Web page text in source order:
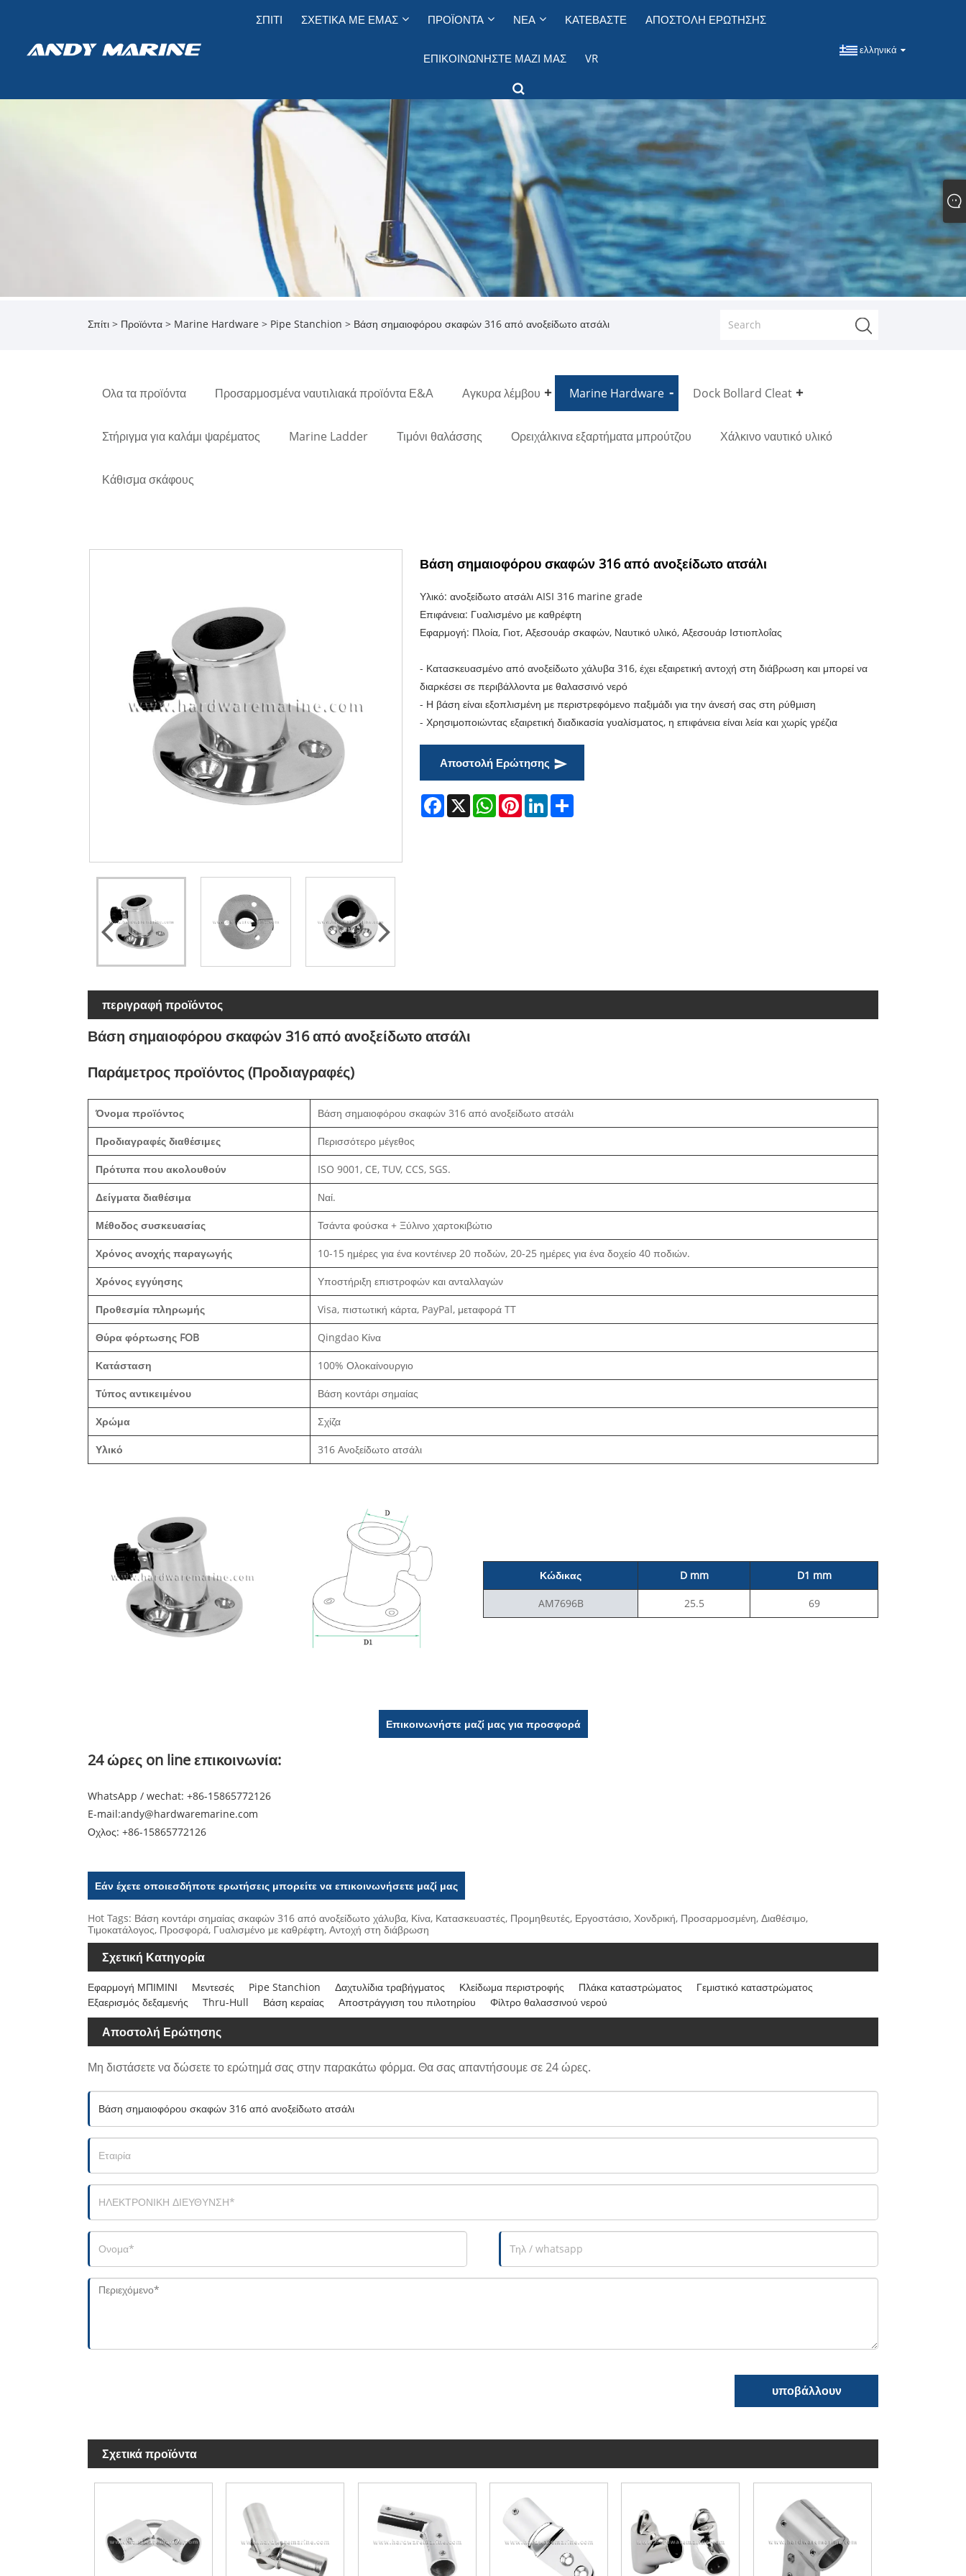
ΣΠΊΤΙ ΣΧΕΤΙΚΆ ΜΕ ΕΜΆΣ ΠΡΟΪΌΝΤΑ ΝΈΑ ΚΑΤΕΒΆΣΤΕ ΑΠΟΣΤΟΛΉ ΕΡΏΤΗΣΗΣ
ΕΠΙΚΟΙΝΩΝΉΣΤΕ ΜΑΖΊ ΜΑΣ VR
ελληνικά
Σπίτι > Προϊόντα > Marine Hardware > Pipe Stanchion > Βάση σημαιοφόρου σκαφών 316 από ανοξείδωτο ατσάλι
Ολα τα προϊόντα Προσαρμοσμένα ναυτιλιακά προϊόντα Ε&Α Αγκυρα λέμβου Marine Hardware Dock Bollard Cleat
Στήριγμα για καλάμι ψαρέματος Marine Ladder Τιμόνι θαλάσσης Ορειχάλκινα εξαρτήματα μπρούτζου Χάλκινο ναυτικό υλικό
Κάθισμα σκάφους
Βάση σημαιοφόρου σκαφών 316 από ανοξείδωτο ατσάλι
Υλικό: ανοξείδωτο ατσάλι AISI 316 marine grade
Επιφάνεια: Γυαλισμένο με καθρέφτη
Εφαρμογή: Πλοία, Γιοτ, Αξεσουάρ σκαφών, Ναυτικό υλικό, Αξεσουάρ Ιστιοπλοΐας
- Κατασκευασμένο από ανοξείδωτο χάλυβα 316, έχει εξαιρετική αντοχή στη διάβρωση και μπορεί να
διαρκέσει σε περιβάλλοντα με θαλασσινό νερό
- Η βάση είναι εξοπλισμένη με περιστρεφόμενο παξιμάδι για την άνεσή σας στη ρύθμιση
- Χρησιμοποιώντας εξαιρετική διαδικασία γυαλίσματος, η επιφάνεια είναι λεία και χωρίς γρέζια
Αποστολή Ερώτησης
Facebook
X WhatsAppPinterestLinkedIn
περιγραφή προϊόντος
Βάση σημαιοφόρου σκαφών 316 από ανοξείδωτο ατσάλι
Παράμετρος προϊόντος (Προδιαγραφές)
Όνομα προϊόντος Βάση σημαιοφόρου σκαφών 316 από ανοξείδωτο ατσάλι
Προδιαγραφές διαθέσιμες Περισσότερο μέγεθος
Πρότυπα που ακολουθούν ISO 9001, CE, TUV, CCS, SGS.
Δείγματα διαθέσιμα Ναί.
Μέθοδος συσκευασίας Τσάντα φούσκα + Ξύλινο χαρτοκιβώτιο
Χρόνος ανοχής παραγωγής 10-15 ημέρες για ένα κοντέινερ 20 ποδών, 20-25 ημέρες για ένα δοχείο 40 ποδιών.
Χρόνος εγγύησης Υποστήριξη επιστροφών και ανταλλαγών
Προθεσμία πληρωμής Visa, πιστωτική κάρτα, PayPal, μεταφορά TT
Θύρα φόρτωσης FOB Qingdao Κίνα
Κατάσταση 100% Ολοκαίνουργιο
Τύπος αντικειμένου Βάση κοντάρι σημαίας
Χρώμα Σχίζα
Υλικό 316 Ανοξείδωτο ατσάλι
Κώδικας D mm D1 mm
AM7696B 25.5 69
Επικοινωνήστε μαζί μας για προσφορά
24 ώρες on line επικοινωνία:
WhatsApp / wechat: +86-15865772126
E-mail:andy@hardwaremarine.com
Οχλος: +86-15865772126
Εάν έχετε οποιεσδήποτε ερωτήσεις μπορείτε να επικοινωνήσετε μαζί μας
Hot Tags: Βάση κοντάρι σημαίας σκαφών 316 από ανοξείδωτο χάλυβα, Κίνα, Κατασκευαστές, Προμηθευτές, Εργοστάσιο, Χονδρική, Προσαρμοσμένη, Διαθέσιμο,
Τιμοκατάλογος, Προσφορά, Γυαλισμένο με καθρέφτη, Αντοχή στη διάβρωση
Σχετική Κατηγορία
Εφαρμογή ΜΠΙΜΙΝΙ Μεντεσές Pipe Stanchion Δαχτυλίδια τραβήγματος Κλείδωμα περιστροφής Πλάκα καταστρώματος
Γεμιστικό καταστρώματος
Εξαερισμός δεξαμενής
Thru-Hull Βάση κεραίας Αποστράγγιση του πιλοτηρίου Φίλτρο θαλασσινού νερού
Αποστολή Ερώτησης
Μη διστάσετε να δώσετε το ερώτημά σας στην παρακάτω φόρμα. Θα σας απαντήσουμε σε 24 ώρες.
υποβάλλουν
Σχετικά προϊόντα